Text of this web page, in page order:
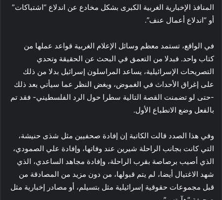
المنافذ الإخبارية الغربية الكبرى بشكل مخادع عن اندلاع “اشتباكات”
أو “اندلاع أعمال عنف”.
في الواقع، تستمد معظم وسائل الإعلام الغربية قواعد عملها من
كتاب واحد. فبدلا من التعمق في البحث عن الحقيقة وتحدي
التصريحات الإسرائيلية، يساعد المراسلون إسرائيل بدلا من ذلك
على إغراق الأحداث في الغموض، وبغض النظر عما سيأتي بعد ذلك
-حتى لو تضمنت القصة التالية سطرا حول الرد الفلسطيني- فقد تم
بالفعل وضع الانطباع الأول.
وفي هذا الصدد قالت الكاتبة إن إفادة صحفيين مثل شذى حنيشة،
التي كانت بجانب الراحلة شيرين عند وفاتها، وإفادة علي الصمودي،
الذي أصيب برصاصة بقرب الراحلة، وإفادة مجاهد الساعدي، الذي
شهد الاغتيال أيضا، لم يتم قبولها، من دون مزيد من المصادقة من
قبل مجموعات حقوقية إسرائيلية مثل بتسيلم، أو مصادر إخبارية مثل